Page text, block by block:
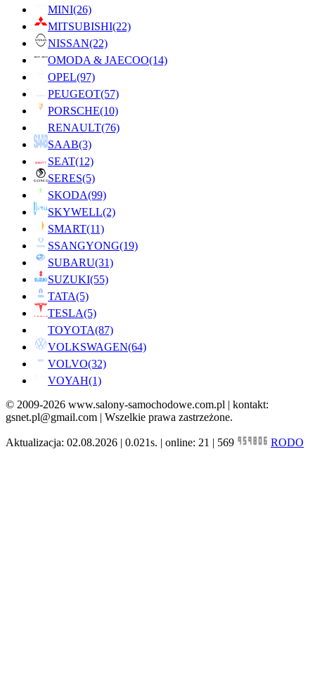
MINI(26)
MITSUBISHI(22)
NISSAN(22)
OMODA & JAECOO(14)
OPEL(97)
PEUGEOT(57)
PORSCHE(10)
RENAULT(76)
SAAB(3)
SEAT(12)
SERES(5)
SKODA(99)
SKYWELL(2)
SMART(11)
SSANGYONG(19)
SUBARU(31)
SUZUKI(55)
TATA(5)
TESLA(5)
TOYOTA(87)
VOLKSWAGEN(64)
VOLVO(32)
VOYAH(1)
© 2009-2026 www.salony-samochodowe.com.pl | kontakt:
gsnet.pl@gmail.com | Wszelkie prawa zastrzeżone.
Aktualizacja: 02.08.2026 | 0.021s. | online: 21 | 569 RODO